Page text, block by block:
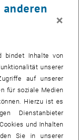
×
bindet Inhalte von
unserer
auf unserer
für soziale Medien
Hierzu ist es
Dienstanbieter
und Inhalten
Sie in unserer